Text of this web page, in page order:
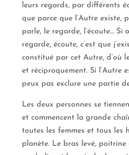
leurs regards, par différents
que parce que l’Autre existe,
parle, le regarde, l’écoute… Si
regarde, écoute, c’est que
constitué par cet Autre, d’où
et réciproquement. Si l’Autre
peux pas exclure une partie
Les deux personnes se
et commencent la grande
toutes les femmes et tous les
planète. Le bras levé, poitrine